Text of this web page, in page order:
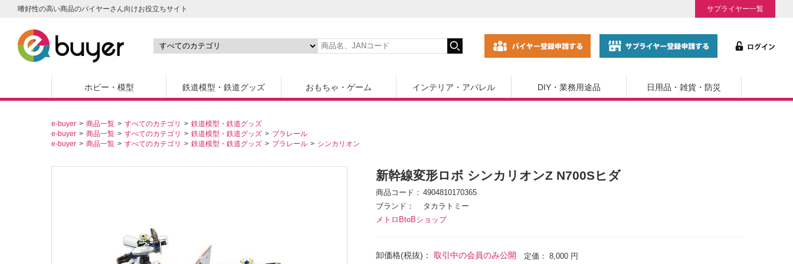
嗜好性の高い商品のバイヤーさん向けお役立ちサイト サプライヤー一覧
ホビー・模型 鉄道模型・鉄道グッズ おもちゃ・ゲーム インテリア・アパレル DIY・業務用途品 日用品・雑貨・防災
e-buyer 商品一覧 すべてのカテゴリ
鉄道模型・鉄道グッズ
e-buyer
商品一覧 すべてのカテゴリ 鉄道模型・鉄道グッズ
プラレール
e-buyer
商品一覧 すべてのカテゴリ 鉄道模型・鉄道グッズ プラレール シンカリオン
新幹線変形ロボ シンカリオンZ N700Sヒダ
商品コード
4904810170365
ブランド
タカラトミー
メトロBtoBショップ
卸価格(税抜)： 取引中の会員のみ公開 定価： 8,000 円